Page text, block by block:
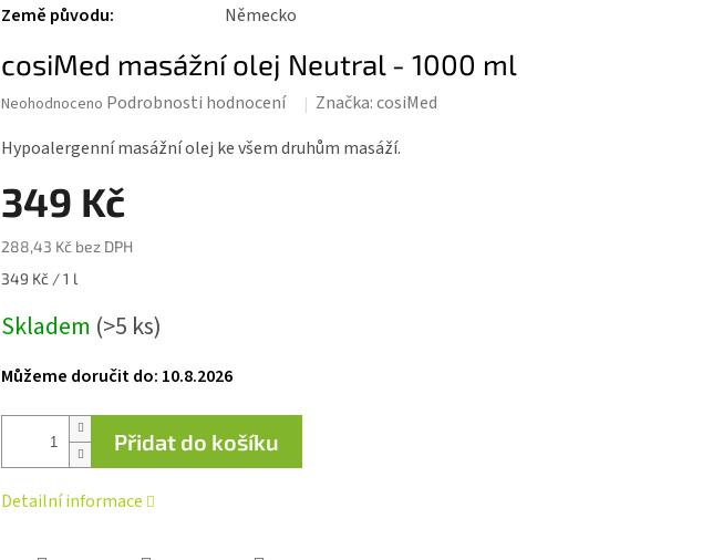
Země původu: Německo
cosiMed masážní olej Neutral - 1000 ml
Průměrné
produktu
0,0
z 5
Neohodnoceno Podrobnosti hodnocení Značka:cosiMed
Hypoalergenní masážní olej ke všem druhům masáží.
349 Kč
288,43 Kč bez DPH
Měrná
349 Kč / 1 l
Skladem (>5 ks)
Můžeme doručit do: 10.8.2026
Přidat do košíku
Detailní informace